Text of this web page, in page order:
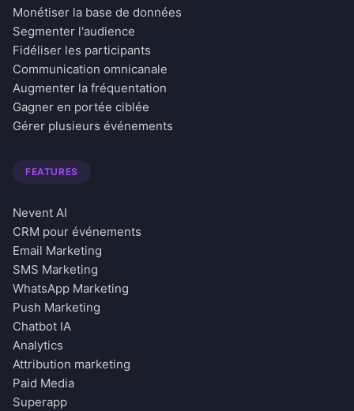
Monétiser la base de données
Segmenter l'audience
Fidéliser les participants
Communication omnicanale
Augmenter la fréquentation
Gagner en portée ciblée
Gérer plusieurs événements
FEATURES
Nevent AI
CRM pour événements
Email Marketing
SMS Marketing
WhatsApp Marketing
Push Marketing
Chatbot IA
Analytics
Attribution marketing
Paid Media
Superapp